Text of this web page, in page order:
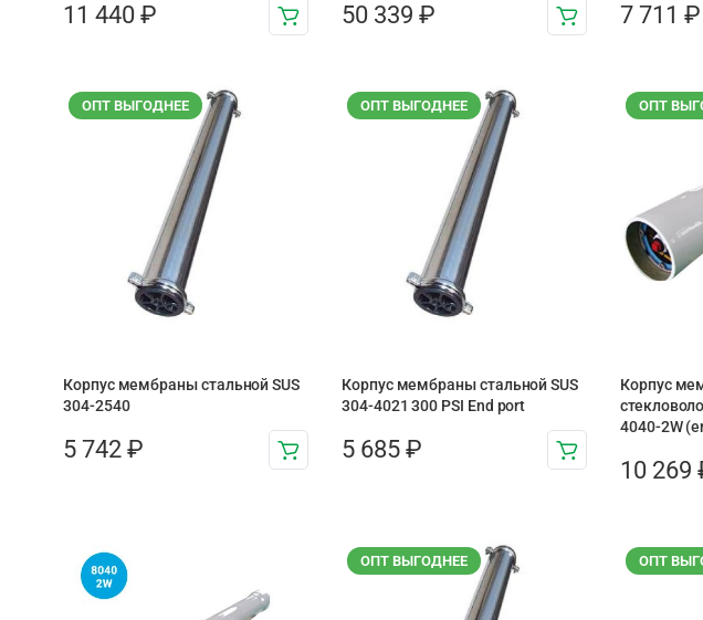
11 440 ₽ 50 339 ₽ 7 711 ₽
ОПТ ВЫГОДНЕЕ
Корпус мембраны стальной SUS
304-2540
5 742 ₽
ОПТ ВЫГОДНЕЕ
Корпус мембраны стальной SUS
304-4021 300 PSI End port
5 685 ₽
ОПТ
Корпус
4040-2W
10 269
ОПТ ВЫГОДНЕЕ ОПТ